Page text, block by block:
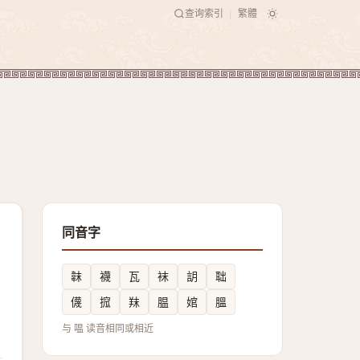
查询索引 繁體
同音字
韎 襪 瓦 袜 䚴
聉
㒝
搲 䍪 腽 婠 膃
与 嗢 读音相同或相近